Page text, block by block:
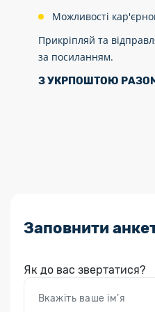
Можливості
Прикріпляй та
за посиланням.
З УКРПОШТОЮ
Заповнити
Як до вас звертатися?